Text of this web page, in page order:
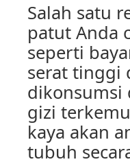
Salah satu
patut Anda
seperti
serat tinggi
dikonsumsi
gizi
kaya akan
tubuh